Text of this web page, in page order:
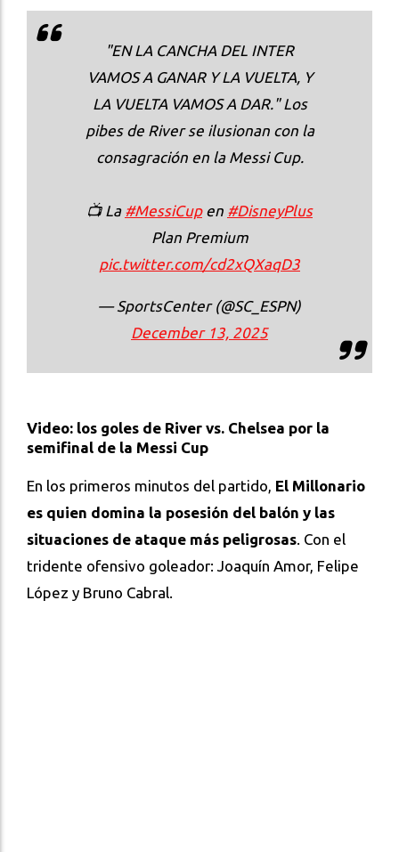
"EN LA CANCHA DEL INTER
VAMOS A GANAR Y LA VUELTA, Y
LA VUELTA VAMOS A DAR." Los
pibes de River se ilusionan con la
consagración en la Messi Cup.
📺 La #MessiCupen #DisneyPlus
Plan Premium
pic.twitter.com/cd2xQXaqD3
— SportsCenter (@SC_ESPN)
December 13, 2025
Video: los goles de River vs. Chelsea por la
semifinal de la Messi Cup
En los primeros minutos del partido, El Millonario
es quien domina la posesión del balón y las
situaciones de ataque más peligrosas. Con el
tridente ofensivo goleador: Joaquín Amor, Felipe
López y Bruno Cabral.